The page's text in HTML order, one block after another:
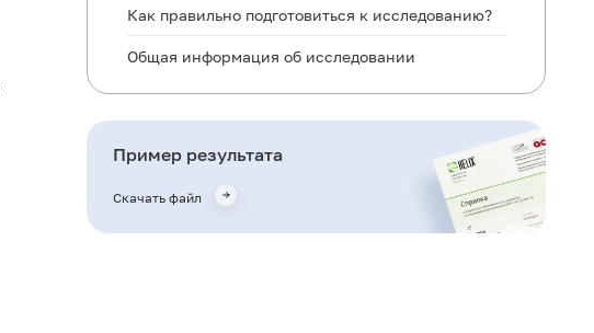
Как правильно подготовиться к исследованию?
Общая информация об исследовании
Для чего используется исследование?
Пример результата
Скачать файл